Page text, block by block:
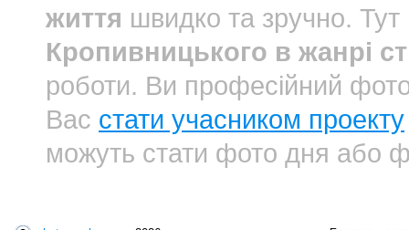
життя швидко та зручно.
Кропивницького в жанрі
роботи. Ви професійний
Вас стати учасником проекту
можуть стати фото дня або